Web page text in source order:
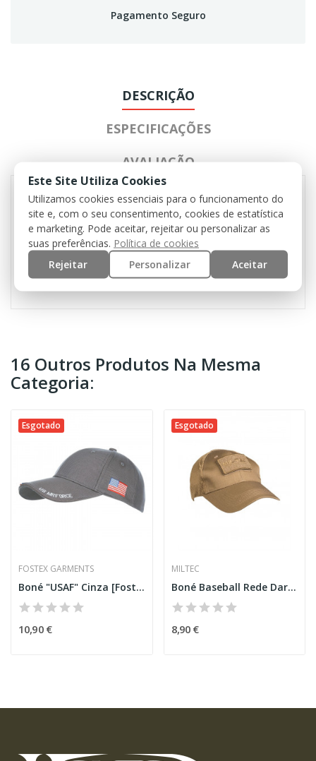
Pagamento Seguro
DESCRIÇÃO
ESPECIFICAÇÕES
AVALIAÇÃO
5 velcros para patches
Elástico na parte de trás
6 ilhós de ventilação
tamanho único
16 Outros Produtos Na Mesma
Categoria:
Esgotado
FOSTEX GARMENTS
Boné "USAF" Cinza [Fostex]
10,90 €
Esgotado
MILTEC
Boné Baseball Rede Dark Coyote [Miltec]
8,90 €
Este Site Utiliza Cookies
Utilizamos cookies essenciais para o funcionamento do
site e, com o seu consentimento, cookies de estatística
e marketing. Pode aceitar, rejeitar ou personalizar as
suas preferências. Política de cookies
Rejeitar
Personalizar Aceitar